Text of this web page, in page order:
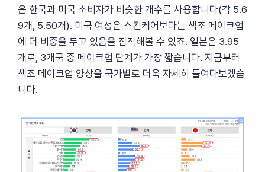
은 한국과 미국 소비자가 비슷한 개수를 사용합니다(각 5.6
9개, 5.50개). 미국 여성은 스킨케어보다는 색조 메이크업
에 더 비중을 두고 있음을 짐작해볼 수 있죠. 일본은 3.95
개로, 3개국 중 메이크업 단계가 가장 짧습니다. 지금부터
색조 메이크업 양상을 국가별로 더욱 자세히 들여다보겠습
니다.